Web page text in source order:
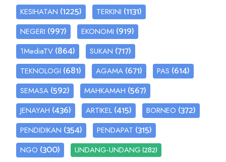
KESIHATAN (1225) TERKINI (1131)
NEGERI (997) EKONOMI (919)
1MediaTV (864) SUKAN (717)
TEKNOLOGI (681) AGAMA (671) PAS (614)
SEMASA (592) MAHKAMAH (567)
JENAYAH (436) ARTIKEL (415) BORNEO (372)
PENDIDIKAN (354) PENDAPAT (315)
NGO (300) UNDANG-UNDANG(282)